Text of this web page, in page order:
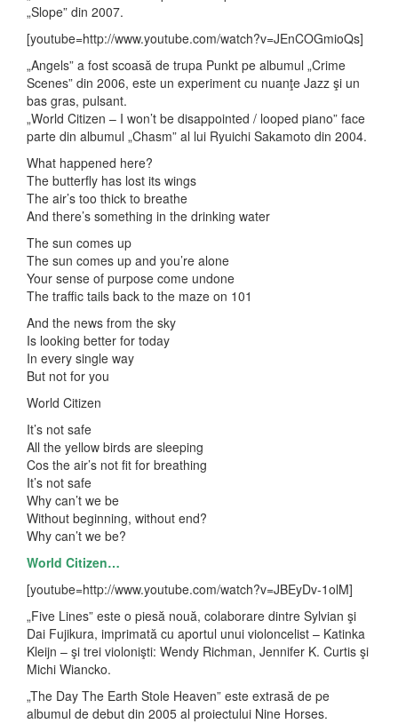
„Slope” din 2007.
[youtube=http://www.youtube.com/watch?v=JEnCOGmioQs]
„Angels” a fost scoasă de trupa Punkt pe albumul „Crime
Scenes” din 2006, este un experiment cu nuanţe Jazz şi un
bas gras, pulsant.
„World Citizen – I won’t be disappointed / looped piano” face
parte din albumul „Chasm” al lui Ryuichi Sakamoto din 2004.
What happened here?
The butterfly has lost its wings
The air’s too thick to breathe
And there’s something in the drinking water
The sun comes up
The sun comes up and you’re alone
Your sense of purpose come undone
The traffic tails back to the maze on 101
And the news from the sky
Is looking better for today
In every single way
But not for you
World Citizen
It’s not safe
All the yellow birds are sleeping
Cos the air’s not fit for breathing
It’s not safe
Why can’t we be
Without beginning, without end?
Why can’t we be?
World Citizen…
[youtube=http://www.youtube.com/watch?v=JBEyDv-1olM]
„Five Lines” este o piesă nouă, colaborare dintre Sylvian şi
Dai Fujikura, imprimată cu aportul unui violoncelist – Katinka
Kleijn – şi trei violonişti: Wendy Richman, Jennifer K. Curtis şi
Michi Wiancko.
„The Day The Earth Stole Heaven” este extrasă de pe
albumul de debut din 2005 al proiectului Nine Horses.